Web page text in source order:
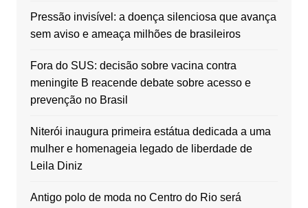
Pressão invisível: a doença silenciosa que avança
sem aviso e ameaça milhões de brasileiros
Fora do SUS: decisão sobre vacina contra
meningite B reacende debate sobre acesso e
prevenção no Brasil
Niterói inaugura primeira estátua dedicada a uma
mulher e homenageia legado de liberdade de
Leila Diniz
Antigo polo de moda no Centro do Rio será